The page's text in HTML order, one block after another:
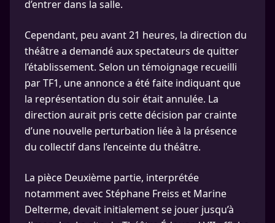
d’entrer dans la salle.
Cependant, peu avant 21 heures, la direction du
théâtre a demandé aux spectateurs de quitter
l’établissement. Selon un témoignage recueilli
par TF1, une annonce a été faite indiquant que
la représentation du soir était annulée. La
direction aurait pris cette décision par crainte
d’une nouvelle perturbation liée à la présence
du collectif dans l’enceinte du théâtre.
La pièce Deuxième partie, interprétée
notamment avec Stéphane Freiss et Marine
Delterme, devait initialement se jouer jusqu’à